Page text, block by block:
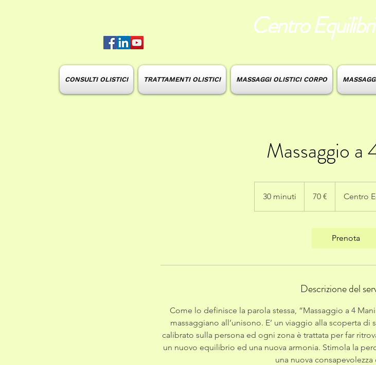
Centro
CONSULTI OLISTICI TRATTAMENTI OLISTICI MASSAGGI OLISTICI CORPO
Massaggio a
30 minuti
0
70 € Centro
Prenota
Descrizione del
Come lo definisce la parola stessa, “Massaggio a 4
massaggiano all’unisono. E’ un viaggio alla scoperta di
calibrato sulla persona ed ogni zona è trattata per far
un nuovo equilibrio ed una nuova armonia. Stimola la
una nuova consapevolezza